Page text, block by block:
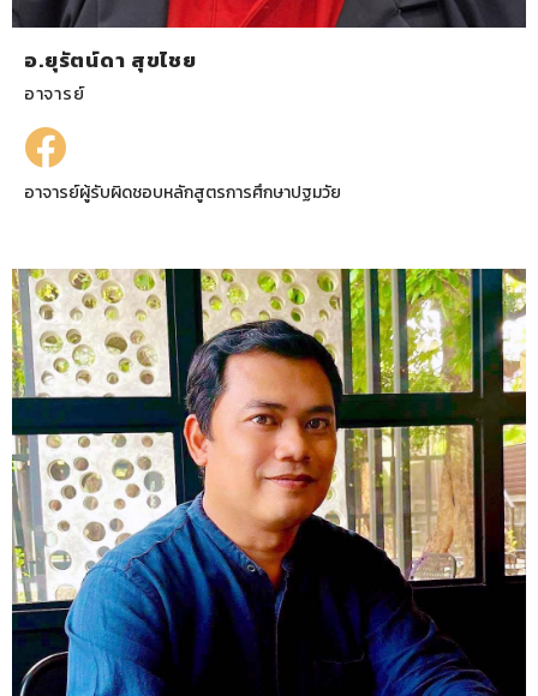
อ.ยุรัตน์ดา สุขไชย
อาจารย์
อาจารย์ผู้รับผิดชอบหลักสูตรการศึกษาปฐมวัย